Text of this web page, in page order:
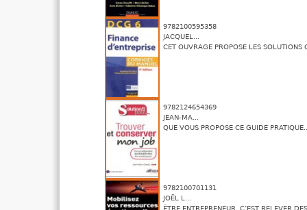
9782100595358
JACQUEL...
CET OUVRAGE PROPOSE LES SOLUTIONS
9782124654369
JEAN-MA...
QUE VOUS PROPOSE CE GUIDE
9782100701131
JOËL L...
ÊTRE ENTREPRENEUR, C’EST RELEVER